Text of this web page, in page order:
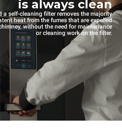
is always clean
a self-cleaning filter removes the majority
heat from the fumes that are expelled
without the need for maintenance
or cleaning work on the filter.